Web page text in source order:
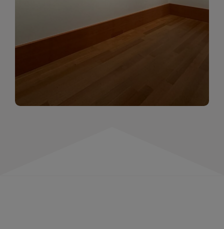
by każdy mógł powrócić do wyjątkowych
momentów. Zapraszamy do obejrzenia,
wspominania i inspirowania się!